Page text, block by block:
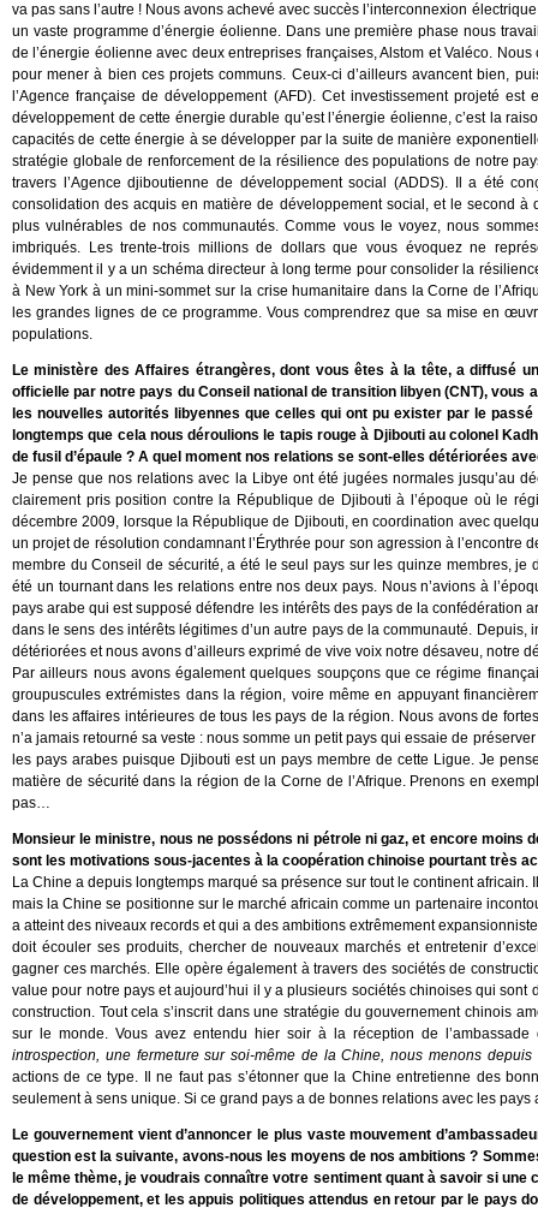
va pas sans l’autre ! Nous avons achevé avec succès l’interconnexion
un vaste programme d’énergie éolienne. Dans une première phase nous
de l’énergie éolienne avec deux entreprises françaises, Alstom et Valéco.
pour mener à bien ces projets communs. Ceux-ci d’ailleurs avancent bien,
l’Agence française de développement (AFD). Cet investissement projeté
développement de cette énergie durable qu’est l’énergie éolienne, c’est la
capacités de cette énergie à se développer par la suite de manière
stratégie globale de renforcement de la résilience des populations de notre
travers l’Agence djiboutienne de développement social (ADDS). Il a été
consolidation des acquis en matière de développement social, et le second
plus vulnérables de nos communautés. Comme vous le voyez, nous
imbriqués. Les trente-trois millions de dollars que vous évoquez ne
évidemment il y a un schéma directeur à long terme pour consolider la
à New York à un mini-sommet sur la crise humanitaire dans la Corne de
les grandes lignes de ce programme. Vous comprendrez que sa mise en
populations.
Le ministère des Affaires étrangères, dont vous êtes à la tête, a diffusé
officielle par notre pays du Conseil national de transition libyen (CNT),
les nouvelles autorités libyennes que celles qui ont pu exister par le
longtemps que cela nous déroulions le tapis rouge à Djibouti au colonel
de fusil d’épaule ? A quel moment nos relations se sont-elles détériorées
Je pense que nos relations avec la Libye ont été jugées normales jusqu’au
clairement pris position contre la République de Djibouti à l’époque où le
décembre 2009, lorsque la République de Djibouti, en coordination avec
un projet de résolution condamnant l’Érythrée pour son agression à l’encontre
membre du Conseil de sécurité, a été le seul pays sur les quinze membres,
été un tournant dans les relations entre nos deux pays. Nous n’avions à
pays arabe qui est supposé défendre les intérêts des pays de la confédération
dans le sens des intérêts légitimes d’un autre pays de la communauté.
détériorées et nous avons d’ailleurs exprimé de vive voix notre désaveu, notre
Par ailleurs nous avons également quelques soupçons que ce régime
groupuscules extrémistes dans la région, voire même en appuyant
dans les affaires intérieures de tous les pays de la région. Nous avons de
n’a jamais retourné sa veste : nous somme un petit pays qui essaie de
les pays arabes puisque Djibouti est un pays membre de cette Ligue. Je
matière de sécurité dans la région de la Corne de l’Afrique. Prenons en
pas…
Monsieur le ministre, nous ne possédons ni pétrole ni gaz, et encore moins
sont les motivations sous-jacentes à la coopération chinoise pourtant très
La Chine a depuis longtemps marqué sa présence sur tout le continent africain.
mais la Chine se positionne sur le marché africain comme un partenaire
a atteint des niveaux records et qui a des ambitions extrêmement
doit écouler ses produits, chercher de nouveaux marchés et entretenir
gagner ces marchés. Elle opère également à travers des sociétés de
value pour notre pays et aujourd’hui il y a plusieurs sociétés chinoises qui
construction. Tout cela s’inscrit dans une stratégie du gouvernement chinois
sur le monde. Vous avez entendu hier soir à la réception de
introspection, une fermeture sur soi-même de la Chine, nous menons
actions de ce type. Il ne faut pas s’étonner que la Chine entretienne des
seulement à sens unique. Si ce grand pays a de bonnes relations avec les
Le gouvernement vient d’annoncer le plus vaste mouvement
question est la suivante, avons-nous les moyens de nos ambitions ?
le même thème, je voudrais connaître votre sentiment quant à savoir si
de développement, et les appuis politiques attendus en retour par le pays